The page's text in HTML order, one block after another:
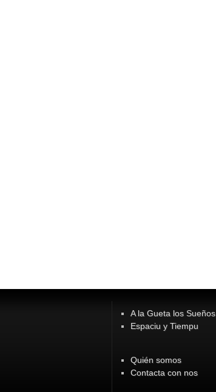
A la Gueta los Sueños
Espaciu y Tiempu
Quién somos
Contacta con nos